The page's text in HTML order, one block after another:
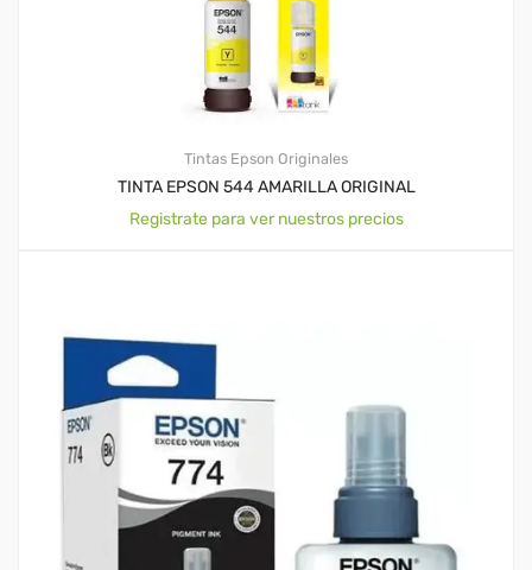
Tintas Epson Originales
TINTA EPSON 544 AMARILLA ORIGINAL
Registrate para ver nuestros precios